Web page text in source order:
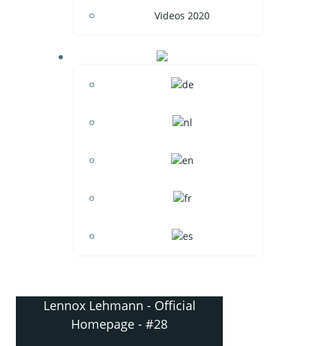
Videos 2020
Lennox Lehmann - Official
Homepage - #28